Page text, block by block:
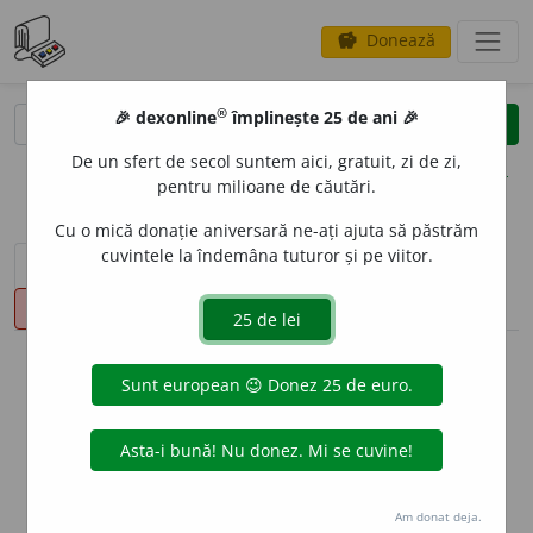
savings Donează
clear
opțiuni
sinteza definițiilor (1) definiții (16)
declinări
info
Aceste definiții sunt compilate de
echipa dexonline. Definițiile
originale se află pe filadefiniții.
Puteți reordona filele pe pagina de
🎉 dexonline® împlinește 25 de ani 🎉
De un sfert de secol suntem aici, gratuit, zi de zi,
pentru milioane de căutări.
Cu o mică donație aniversară ne-ați ajuta să păstrăm
cuvintele la îndemâna tuturor și pe viitor.
Am donat deja.